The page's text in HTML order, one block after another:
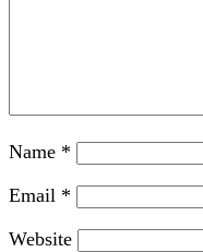
Name *
Email *
Website